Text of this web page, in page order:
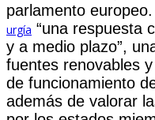
parlamento
urgía “una respuesta
y a medio plazo”,
fuentes renovables
de funcionamiento
además de valorar